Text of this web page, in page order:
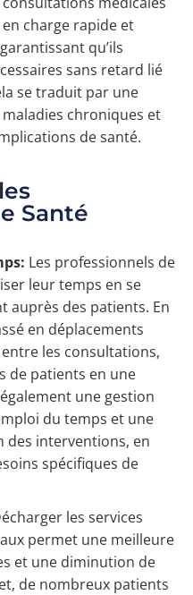
charge rapide et
qu’ils
sans retard lié
se traduit par une
chroniques et
de santé.
Santé
Les professionnels de
leur temps en se
auprès des patients. En
en déplacements
les consultations,
de patients en une
une gestion
du temps et une
des interventions, en
spécifiques de
les services
permet une meilleure
et une diminution de
de nombreux patients